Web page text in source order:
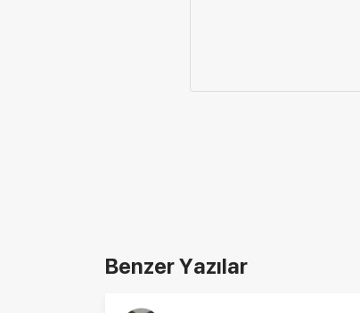
Benzer Yazılar